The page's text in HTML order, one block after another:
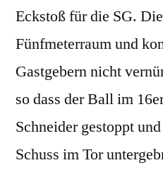
Eckstoß für die SG.
Fünfmeterraum und
Gastgebern nicht
so dass der Ball im
Schneider gestoppt
Schuss im Tor